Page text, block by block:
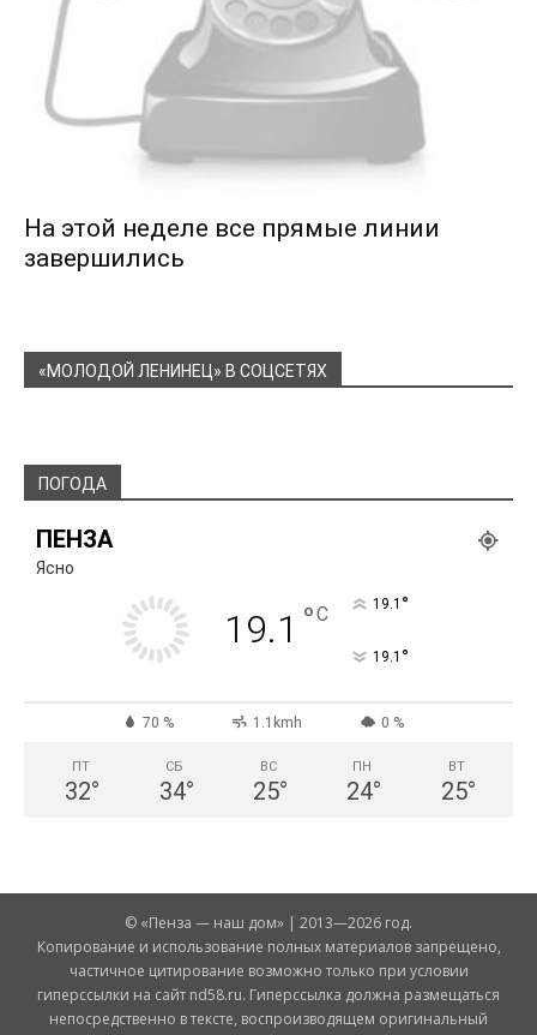
На этой неделе все прямые линии
завершились
«МОЛОДОЙ ЛЕНИНЕЦ» В СОЦСЕТЯХ
ПОГОДА
ПЕНЗА
Ясно
19.1 °C 19.1 °
19.1 °
70 % 1.1kmh 0 %
ПТ
32°
СБ
34°
ВС
25°
ПН
24°
ВТ
25°
© «Пенза — наш дом» | 2013—2026 год.
Копирование и использование полных материалов запрещено,
частичное цитирование возможно только при условии
гиперссылки на сайт nd58.ru. Гиперссылка должна размещаться
непосредственно в тексте, воспроизводящем оригинальный